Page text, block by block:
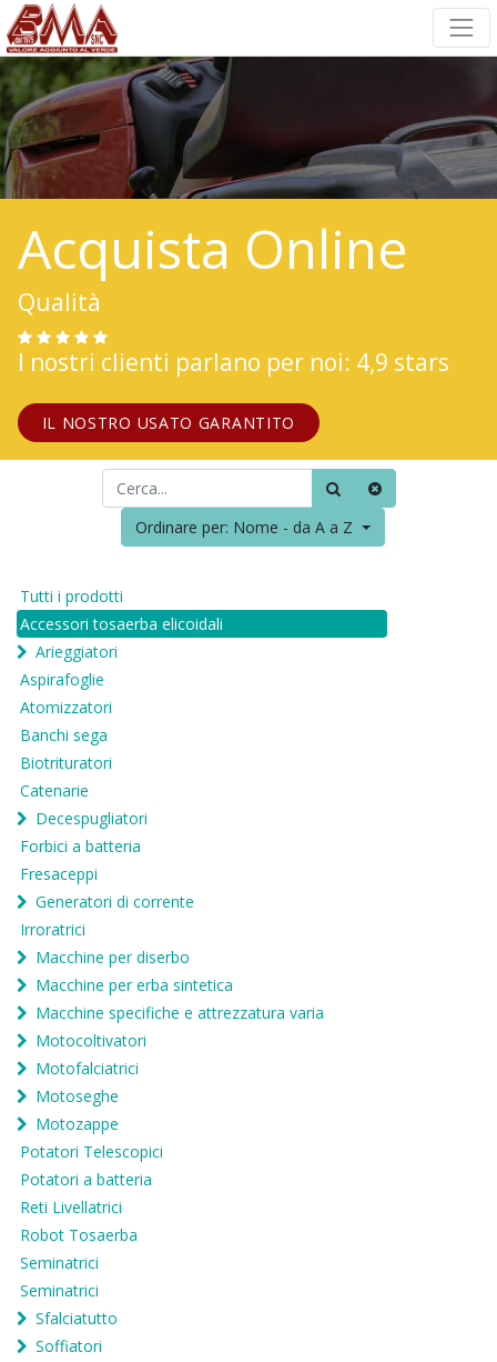
Acquista Online
Qualità
I nostri clienti parlano per noi: 4,9 stars
IL NOSTRO USATO GARANTITO
Ordinare per: Nome - da A a Z
Tutti i prodotti
Accessori tosaerba elicoidali
Arieggiatori
Aspirafoglie
Atomizzatori
Banchi sega
Biotrituratori
Catenarie
Decespugliatori
Forbici a batteria
Fresaceppi
Generatori di corrente
Irroratrici
Macchine per diserbo
Macchine per erba sintetica
Macchine specifiche e attrezzatura varia
Motocoltivatori
Motofalciatrici
Motoseghe
Motozappe
Potatori Telescopici
Potatori a batteria
Reti Livellatrici
Robot Tosaerba
Seminatrici
Seminatrici
Sfalciatutto
Soffiatori